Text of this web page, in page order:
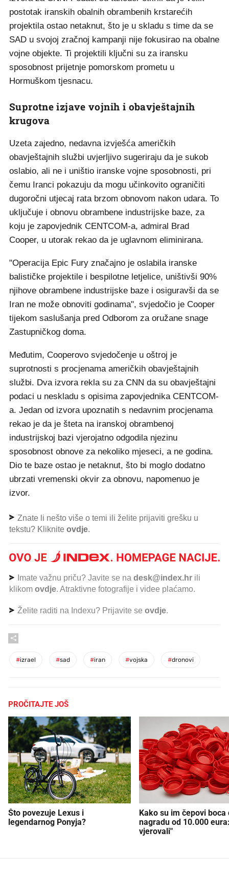
postotak iranskih obalnih obrambenih krstarećih
projektila ostao netaknut, što je u skladu s time da se
SAD u svojoj zračnoj kampanji nije fokusirao na obalne
vojne objekte. Ti projektili ključni su za iransku
sposobnost prijetnje pomorskom prometu u
Hormuškom tjesnacu.
Suprotne izjave vojnih i obavještajnih
krugova
Uzeta zajedno, nedavna izvješća američkih
obavještajnih službi uvjerljivo sugeriraju da je sukob
oslabio, ali ne i uništio iranske vojne sposobnosti, pri
čemu Iranci pokazuju da mogu učinkovito ograničiti
dugoročni utjecaj rata brzom obnovom nakon udara. To
uključuje i obnovu obrambene industrijske baze, za
koju je zapovjednik CENTCOM-a, admiral Brad
Cooper, u utorak rekao da je uglavnom eliminirana.
"Operacija Epic Fury značajno je oslabila iranske
balističke projektile i bespilotne letjelice, uništivši 90%
njihove obrambene industrijske baze i osiguravši da se
Iran ne može obnoviti godinama", svjedočio je Cooper
tijekom saslušanja pred Odborom za oružane snage
Zastupničkog doma.
Međutim, Cooperovo svjedočenje u oštroj je
suprotnosti s procjenama američkih obavještajnih
službi. Dva izvora rekla su za CNN da su obavještajni
podaci u neskladu s opisima zapovjednika CENTCOM-
a. Jedan od izvora upoznatih s nedavnim procjenama
rekao je da je šteta na iranskoj obrambenoj
industrijskoj bazi vjerojatno odgodila njezinu
sposobnost obnove za nekoliko mjeseci, a ne godina.
Dio te baze ostao je netaknut, što bi moglo dodatno
ubrzati vremenski okvir za obnovu, napomenuo je
izvor.
Znate li nešto više o temi ili želite prijaviti grešku u
tekstu? Kliknite ovdje.
Imate važnu priču? Javite se na desk@index.hr ili
klikom ovdje. Atraktivne fotografije i videe plaćamo.
Želite raditi na Indexu? Prijavite se ovdje.
#izrael #sad #iran #vojska #dronovi
PROČITAJTE JOŠ
Što povezuje Lexus i
legendarnog Ponyja?
Kako su im čepovi boca
nagradu od 10.000
vjerovali"